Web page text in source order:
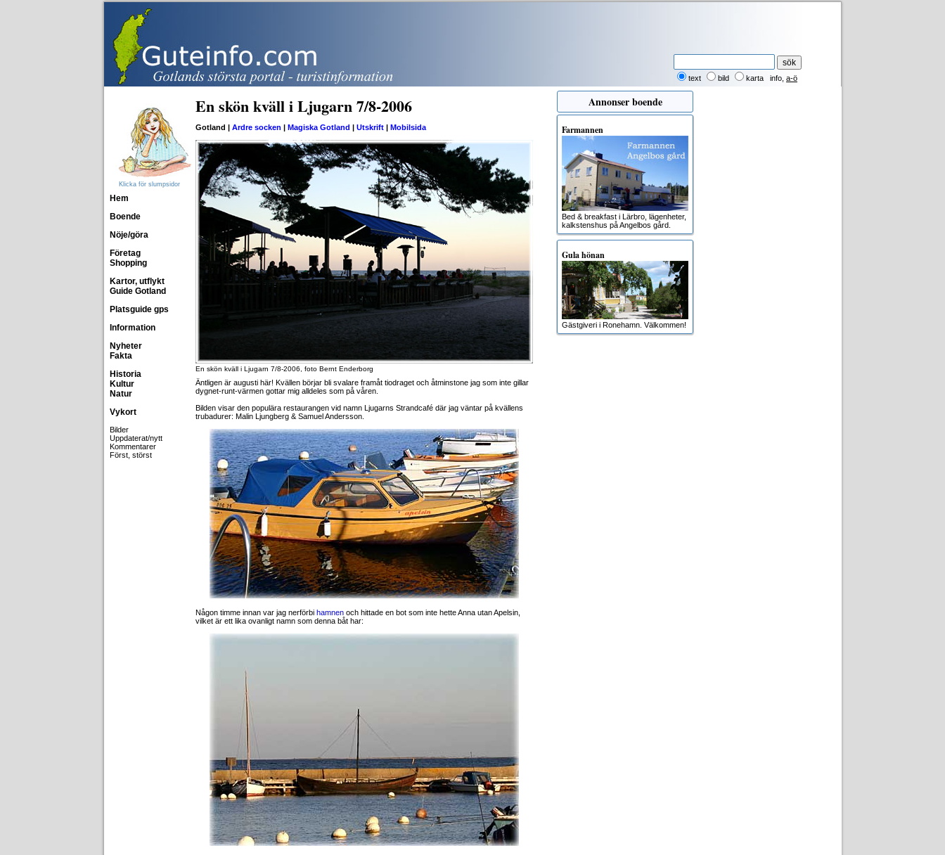
text bild karta info a-ö
Klicka för slumpsidor
Hem
Boende
Nöje/göra
Företag
Shopping
Kartor, utflykt
Guide Gotland
Platsguide gps
Information
Nyheter
Fakta
Historia
Kultur
Natur
Vykort
Bilder
Uppdaterat/nytt
Kommentarer
Först, störst
En skön kväll i Ljugarn 7/8-2006
Gotland | Ardre socken | Magiska Gotland | Utskrift | Mobilsida
En skön kväll i Ljugarn 7/8-2006, foto Bernt Enderborg
Äntligen är augusti här! Kvällen börjar bli svalare framåt tiodraget och åtminstone jag som inte gillar
dygnet-runt-värmen gottar mig alldeles som på våren.
Bilden visar den populära restaurangen vid namn Ljugarns Strandcafé där jag väntar på kvällens
trubadurer: Malin Ljungberg & Samuel Andersson.
Någon timme innan var jag nerförbi hamnen och hittade en bot som inte hette Anna utan Apelsin,
vilket är ett lika ovanligt namn som denna båt har:
Annonser boende
Farmannen
Bed & breakfast i Lärbro, lägenheter,
kalkstenshus på Angelbos gård.
Gula hönan
Gästgiveri i Ronehamn. Välkommen!